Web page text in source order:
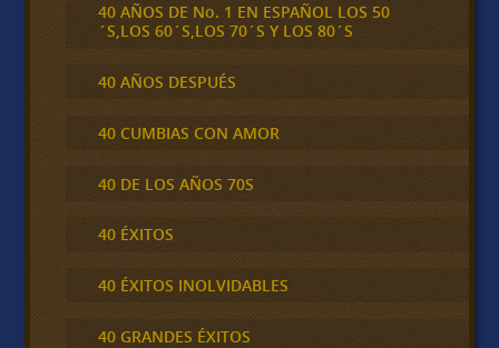
40 AÑOS DE No. 1 EN ESPAÑOL LOS 50
´S,LOS 60´S,LOS 70´S Y LOS 80´S
40 AÑOS DESPUÉS
40 CUMBIAS CON AMOR
40 DE LOS AÑOS 70S
40 ÉXITOS
40 ÉXITOS INOLVIDABLES
40 GRANDES ÉXITOS